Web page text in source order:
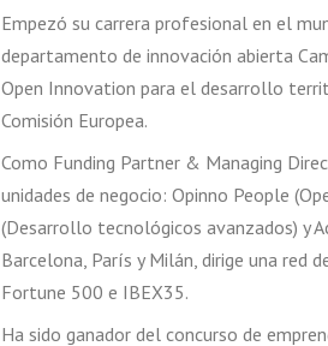
Empezó su carrera profesional en el
departamento de innovación abierta
Open Innovation para el desarrollo
Comisión Europea.
Como Funding Partner & Managing
unidades de negocio: Opinno People
(Desarrollo tecnológicos avanzados) y
Barcelona, París y Milán, dirige una red
Fortune 500 e IBEX35.
Ha sido ganador del concurso de